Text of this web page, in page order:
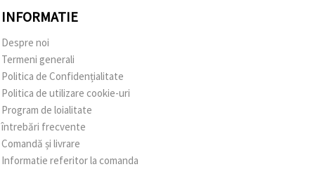
INFORMATIE
Despre noi
Termeni generali
Politica de Confidențialitate
Politica de utilizare cookie-uri
Program de loialitate
întrebări frecvente
Comandă și livrare
Informatie referitor la comanda